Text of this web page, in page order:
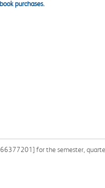
purchases.
for the semester,